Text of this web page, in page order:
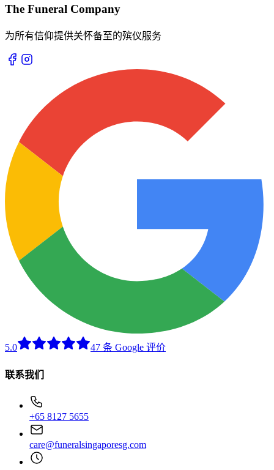
The Funeral Company
为所有信仰提供关怀备至的殡仪服务
5.0 47 条 Google 评价
联系我们
+65 8127 5655
care@funeralsingaporesg.com